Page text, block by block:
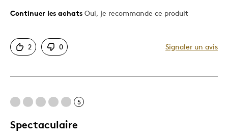
Le pour
Motif attrayant
Très bonne qualité
Les meilleures utilisations
Cadeau pour adulte
Continuer les achats Oui, je recommande ce produit
2 0 Signaler un avis
5
Spectaculaire